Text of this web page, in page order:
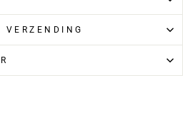
VERZENDING